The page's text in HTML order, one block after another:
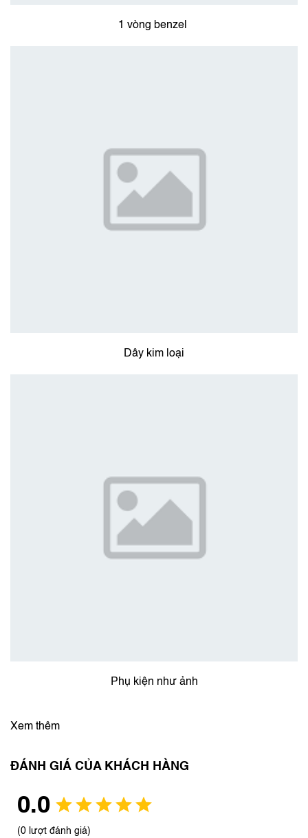
1 vòng benzel
Dây kim loại
Phụ kiện như ảnh
Xem thêm
ĐÁNH GIÁ CỦA KHÁCH HÀNG
0.0
(0 lượt đánh giá)